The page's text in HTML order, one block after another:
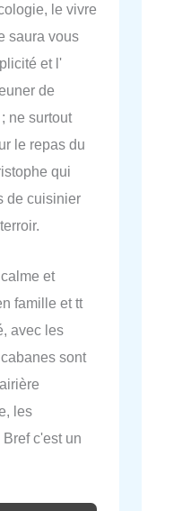
le vivre
saura vous
et l'
de
ne surtout
le repas du
qui
de cuisinier
et
famille et tt
avec les
sont
les
c'est un